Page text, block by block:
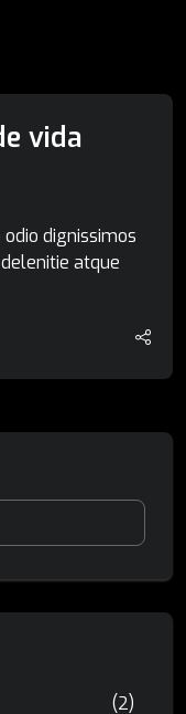
vida
dignissimos
atque
(2)